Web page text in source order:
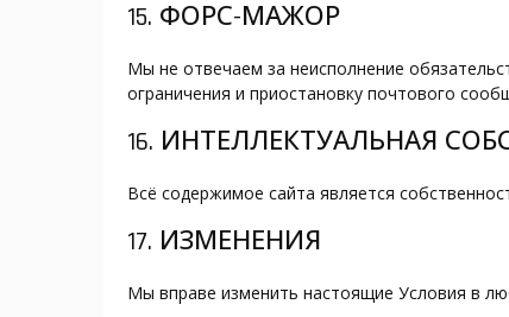
15. ФОРС-МАЖОР
Мы не отвечаем за неисполнение
ограничения и приостановку почтового
16. ИНТЕЛЛЕКТУАЛЬНАЯ
Всё содержимое сайта является
17. ИЗМЕНЕНИЯ
Мы вправе изменить настоящие Условия в